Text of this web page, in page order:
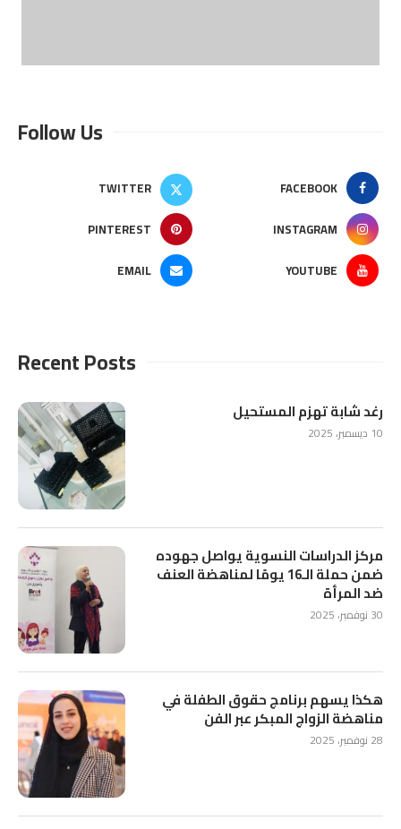
Follow Us
FACEBOOK
TWITTER
INSTAGRAM
PINTEREST
YOUTUBE
EMAIL
Recent Posts
رغد شابة تهزم المستحيل
10 ديسمبر، 2025
مركز الدراسات النسوية يواصل جهوده
ضمن حملة الـ16 يومًا لمناهضة العنف
ضد المرأة
30 نوفمبر، 2025
هكذا يسهم برنامج حقوق الطفلة في
مناهضة الزواج المبكر عبر الفن
28 نوفمبر، 2025